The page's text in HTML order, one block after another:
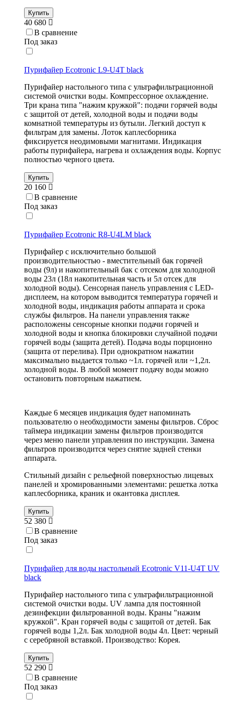
Купить
40 680
В сравнение
Под заказ
Пурифайер Ecotronic L9-U4T black
Пурифайер настольного типа с ультрафильтрационной
системой очистки воды. Компрессорное охлаждение.
Три крана типа "нажим кружкой": подачи горячей воды
с защитой от детей, холодной воды и подачи воды
комнатной температуры из бутыли. Легкий доступ к
фильтрам для замены. Лоток каплесборника
фиксируется неодимовыми магнитами. Индикация
работы пурифайера, нагрева и охлаждения воды. Корпус
полностью черного цвета.
Купить
20 160
В сравнение
Под заказ
Пурифайер Ecotronic R8-U4LM black
Пурифайер с исключительно большой
производительностью - вместительный бак горячей
воды (9л) и накопительный бак с отсеком для холодной
воды 23л (18л накопительная часть и 5л отсек для
холодной воды). Сенсорная панель управления с LED-
дисплеем, на котором выводится температура горячей и
холодной воды, индикация работы аппарата и срока
службы фильтров. На панели управления также
расположены сенсорные кнопки подачи горячей и
холодной воды и кнопка блокировки случайной подачи
горячей воды (защита детей). Подача воды порционно
(защита от перелива). При однократном нажатии
максимально выдается только ~1л. горячей или ~1,2л.
холодной воды. В любой момент подачу воды можно
остановить повторным нажатием.
Каждые 6 месяцев индикация будет напоминать
пользователю о необходимости замены фильтров. Сброс
таймера индикации замены фильтров производится
через меню панели управления по инструкции. Замена
фильтров производится через снятие задней стенки
аппарата.
Стильный дизайн с рельефной поверхностью лицевых
панелей и хромированными элементами: решетка лотка
каплесборника, краник и окантовка дисплея.
Купить
52 380
В сравнение
Под заказ
Пурифайер для воды настольный Ecotronic V11-U4T UV
black
Пурифайер настольного типа с ультрафильтрационной
системой очистки воды. UV лампа для постоянной
дезинфекции фильтрованной воды. Краны "нажим
кружкой". Кран горячей воды с защитой от детей. Бак
горячей воды 1,2л. Бак холодной воды 4л. Цвет: черный
с серебряной вставкой. Производство: Корея.
Купить
52 290
В сравнение
Под заказ